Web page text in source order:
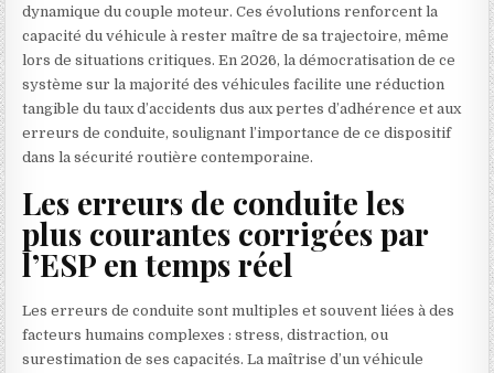
dynamique du couple moteur. Ces évolutions renforcent la
capacité du véhicule à rester maître de sa trajectoire, même
lors de situations critiques. En 2026, la démocratisation de ce
système sur la majorité des véhicules facilite une réduction
tangible du taux d’accidents dus aux pertes d’adhérence et aux
erreurs de conduite, soulignant l’importance de ce dispositif
dans la sécurité routière contemporaine.
Les erreurs de conduite les
plus courantes corrigées par
l’ESP en temps réel
Les erreurs de conduite sont multiples et souvent liées à des
facteurs humains complexes : stress, distraction, ou
surestimation de ses capacités. La maîtrise d’un véhicule